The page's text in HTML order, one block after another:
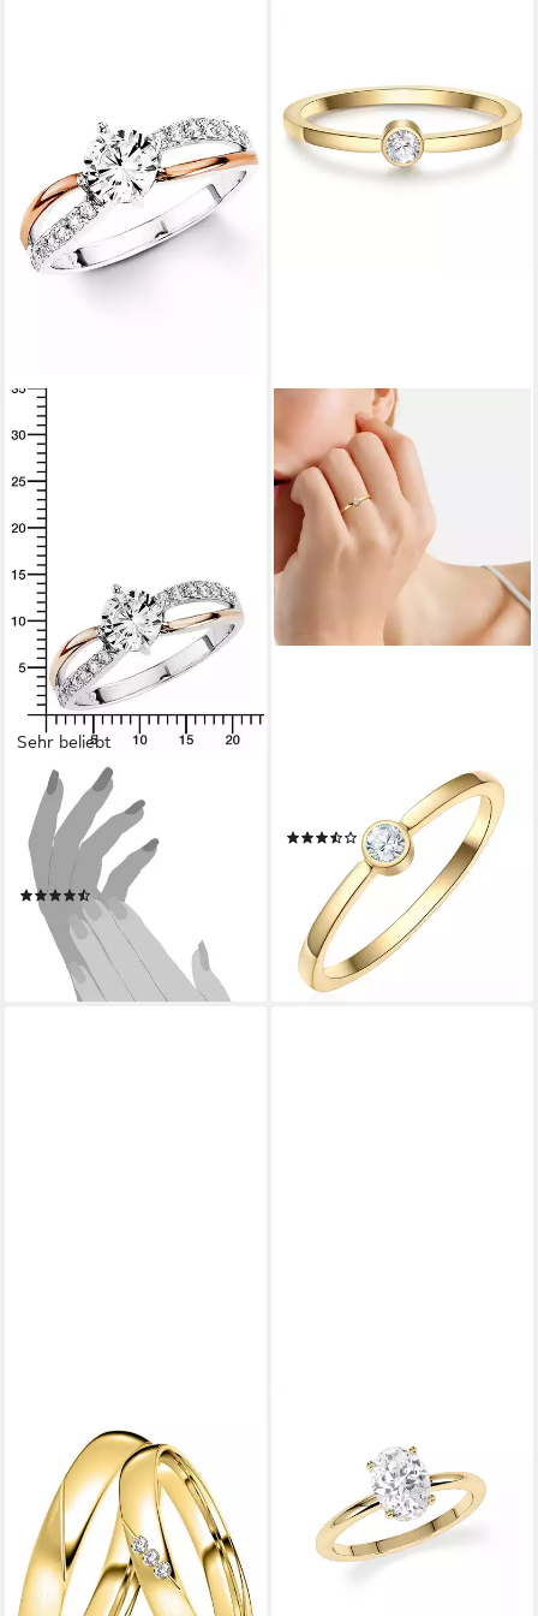
Sehr beliebt
AMOR
Silberring Schmuck Geschenk,
Fingerring Verlobung, mit
Zirkonia (synth)
(240)
ab 54,99 € UVP
lieferbar - in 1-2 Werktagen bei dir
Solitärring ES2007 (1-tlg)
(9)
UVP49,95 €
lieferbar - in 8-10 Werktagen bei